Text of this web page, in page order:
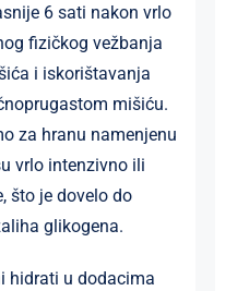
6 sati nakon vrlo
fizičkog vežbanja
i iskorištavanja
mišiću.
za hranu namenjenu
vrlo intenzivno ili
što je dovelo do
glikogena.
hidrati u dodacima